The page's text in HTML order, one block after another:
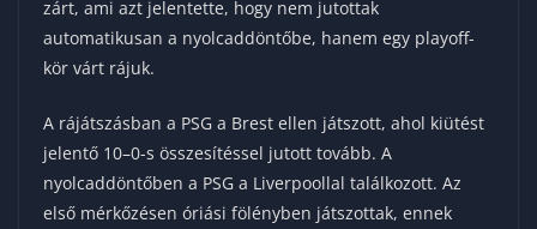
zárt, ami azt jelentette, hogy nem jutottak
automatikusan a nyolcaddöntőbe, hanem egy playoff-
kör várt rájuk.
A rájátszásban a PSG a Brest ellen játszott, ahol kiütést
jelentő 10–0-s összesítéssel jutott tovább. A
nyolcaddöntőben a PSG a Liverpoollal találkozott. Az
első mérkőzésen óriási fölényben játszottak, ennek